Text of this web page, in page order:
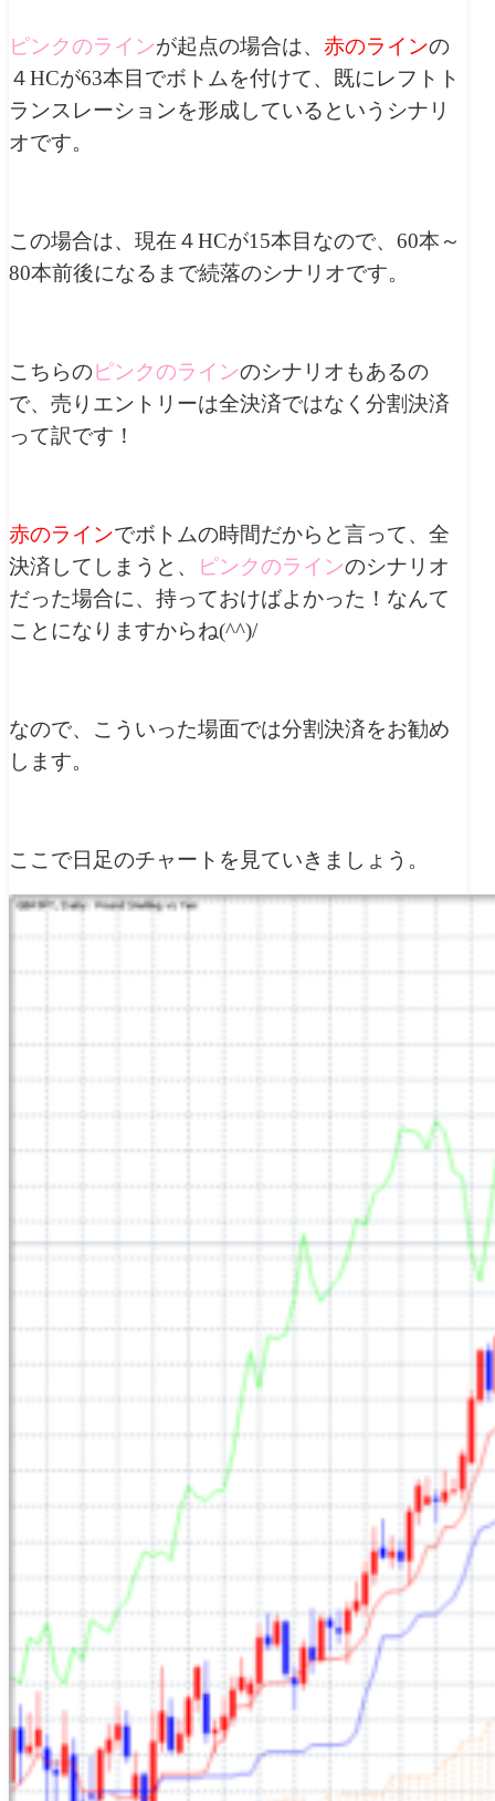
ピンクのラインが起点の場合は、 赤のラインの
４HCが63本目でボトムを付けて、既にレフトト
ランスレーションを形成しているというシナリ
オです。
この場合は、現在４HCが15本目なので、60本～
80本前後になるまで続落のシナリオです。
こちらのピンクのラインのシナリオもあるの
で、売りエントリーは全決済ではなく分割決済
って訳です！
赤のラインでボトムの時間だからと言って、全
決済してしまうと、
ピンクのラインのシナリオ
だった場合に、持っておけばよかった！なんて
ことになりますからね(^^)/
なので、こういった場面では分割決済をお勧め
します。
ここで日足のチャートを見ていきましょう。